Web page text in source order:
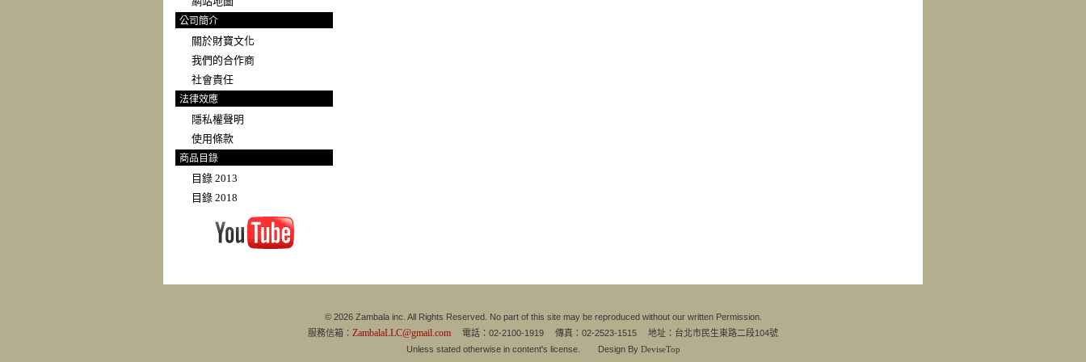
公司簡介
關於財寶文化
我們的合作商
社會責任
法律效應
隱私權聲明
使用條款
商品目錄
目錄 2013
目錄 2018
© 2026 Zambala inc. All Rights Reserved. No part of this site may be reproduced without our written Permission.
服務信箱： ZambalaLLC@gmail.com 電話：02-2100-1919 傳真：02-2523-1515 地址：台北市民生東路二段104號
Unless stated otherwise in content's license. Design By DeviseTop